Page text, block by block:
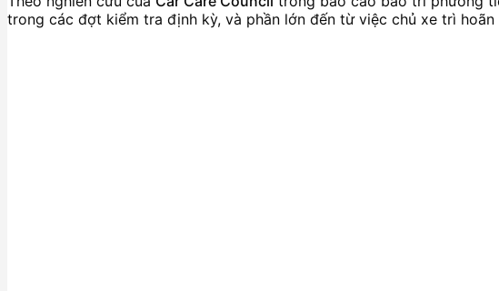
trong các đợt kiểm tra định kỳ, và phần lớn đến từ việc chủ xe trì